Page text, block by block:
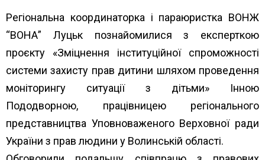
Регіональна координаторка і параюристка ВОНЖ
“ВОНА” Луцьк познайомилися з експерткою
проєкту «Зміцнення інституційної спроможності
системи захисту прав дитини шляхом проведення
моніторингу ситуації з дітьми» Інною
Пододворною, працівницею регіонального
представництва Уповноваженого Верховної ради
України з прав людини у Волинській області.